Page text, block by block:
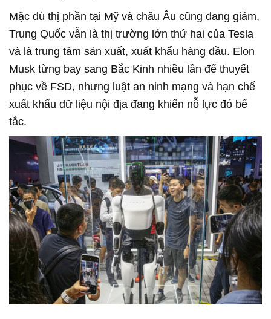
Mặc dù thị phần tại Mỹ và châu Âu cũng đang giảm,
Trung Quốc vẫn là thị trường lớn thứ hai của Tesla
và là trung tâm sản xuất, xuất khẩu hàng đầu. Elon
Musk từng bay sang Bắc Kinh nhiều lần để thuyết
phục về FSD, nhưng luật an ninh mạng và hạn chế
xuất khẩu dữ liệu nội địa đang khiến nỗ lực đó bế
tắc.